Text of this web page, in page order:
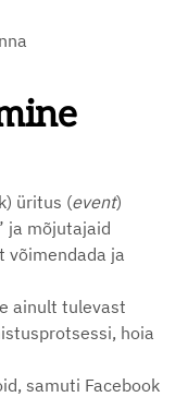
üritus (event)
ja mõjutajaid
võimendada ja
ainult tulevast
hoia
samuti Facebook